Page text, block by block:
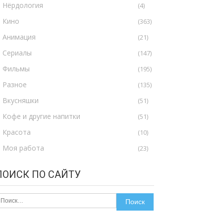
Нёрдология (4)
Кино (363)
Анимация (21)
Сериалы (147)
Фильмы (195)
Разное (135)
Вкусняшки (51)
Кофе и другие напитки (51)
Красота (10)
Моя работа (23)
ПО САЙТУ